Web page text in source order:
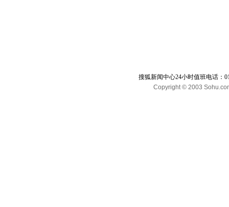
搜狐新闻中心24小时值班电话：
Copyright © 2003